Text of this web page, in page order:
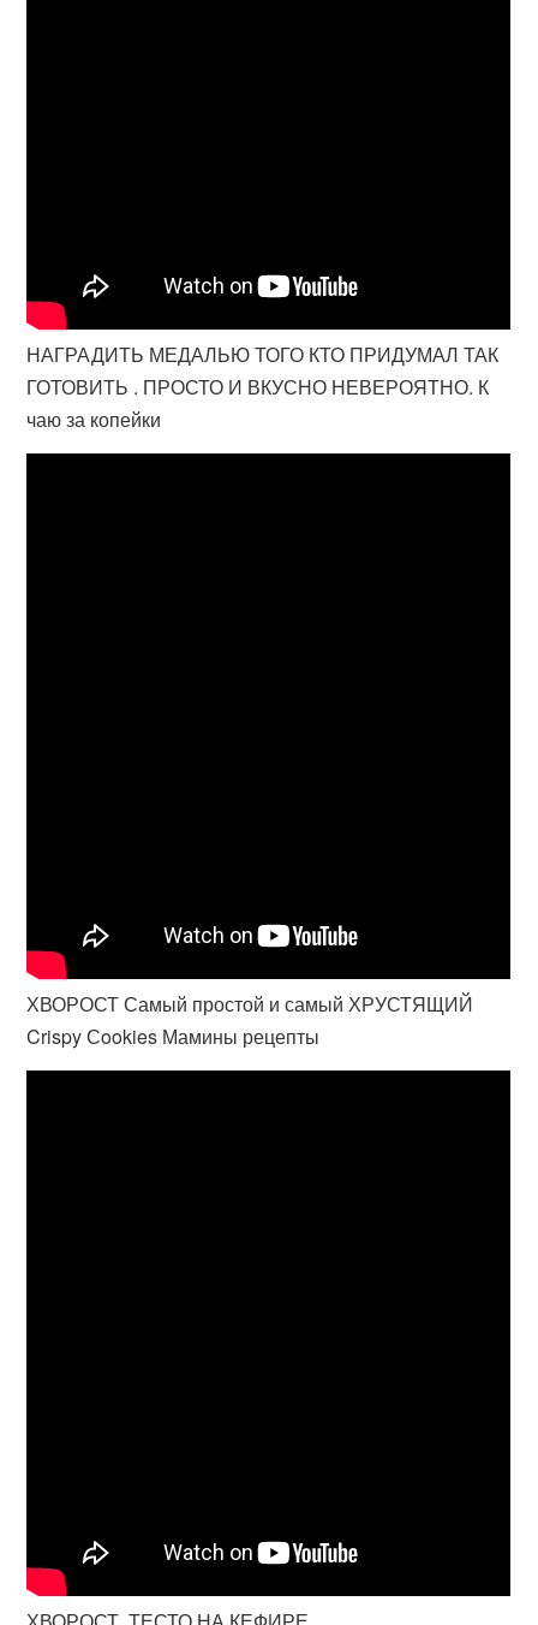
НАГРАДИТЬ МЕДАЛЬЮ ТОГО КТО ПРИДУМАЛ ТАК
ГОТОВИТЬ . ПРОСТО И ВКУСНО НЕВЕРОЯТНО. К
чаю за копейки
ХВОРОСТ Самый простой и самый ХРУСТЯЩИЙ
Crispy Сookies Мамины рецепты